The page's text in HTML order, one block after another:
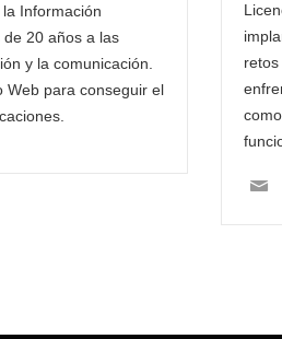
Información
20 años a las
y la comunicación.
Web para conseguir el